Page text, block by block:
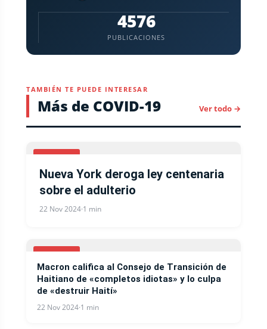
4576
PUBLICACIONES
TAMBIÉN TE PUEDE INTERESAR
Más de COVID-19 Ver todo →
COVID-19
Nueva York deroga ley centenaria
sobre el adulterio
22 Nov 2024·1 min
COVID-19
Macron califica al Consejo de Transición de
Haitiano de «completos idiotas» y lo culpa
de «destruir Haití»
22 Nov 2024·1 min